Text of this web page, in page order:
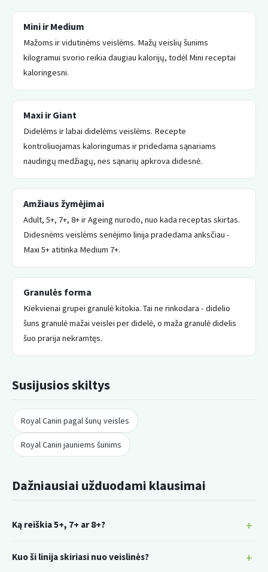
Mini ir Medium
Mažoms ir vidutinėms veislėms. Mažų veislių šunims
kilogramui svorio reikia daugiau kalorijų, todėl Mini receptai
kaloringesni.
Maxi ir Giant
Didelėms ir labai didelėms veislėms. Recepte
kontroliuojamas kaloringumas ir pridedama sąnariams
naudingų medžiagų, nes sąnarių apkrova didesnė.
Amžiaus žymėjimai
Adult, 5+, 7+, 8+ ir Ageing nurodo, nuo kada receptas skirtas.
Didesnėms veislėms senėjimo linija pradedama anksčiau -
Maxi 5+ atitinka Medium 7+.
Granulės forma
Kiekvienai grupei granulė kitokia. Tai ne rinkodara - didelio
šuns granulė mažai veislei per didelė, o maža granulė didelis
šuo prarija nekramtęs.
Susijusios skiltys
Royal Canin pagal šunų veisles
Royal Canin jauniems šunims
Dažniausiai užduodami klausimai
Ką reiškia 5+, 7+ ar 8+?
Kuo ši linija skiriasi nuo veislinės?